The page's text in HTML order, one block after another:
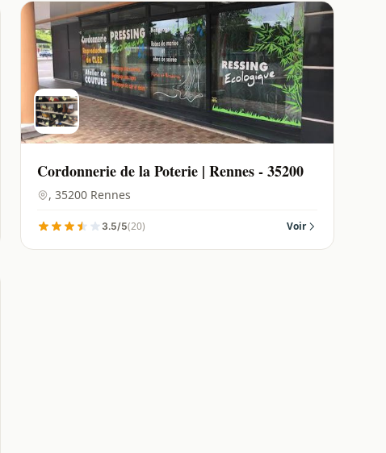
Cordonnerie de la Poterie | Rennes - 35200
, 35200 Rennes
3.5/5(20) Voir